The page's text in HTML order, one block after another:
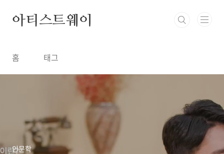
아티스트웨이
홈 태그
인문학